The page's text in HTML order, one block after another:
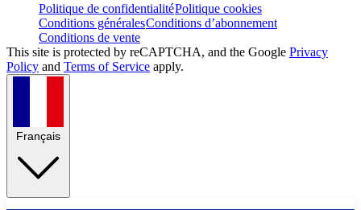
Politique de confidentialitéPolitique cookies
Conditions généralesConditions d’abonnement
Conditions de vente
This site is protected by reCAPTCHA, and the Google Privacy
Policy and Terms of Service apply.
Français